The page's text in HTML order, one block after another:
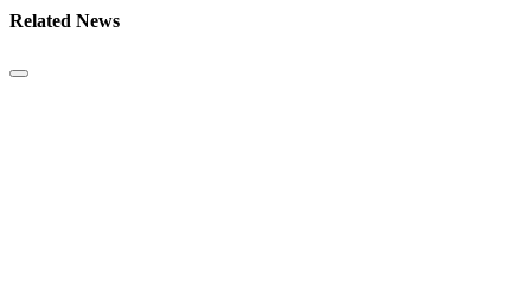
Related News